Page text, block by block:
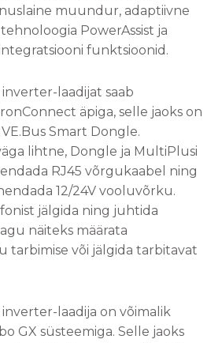
muundur, adaptiivne
PowerAssist ja
funktsioonid.
laadijat saab
äpiga, selle jaoks on
Smart Dongle.
lihtne, Dongle ja MultiPlusi
RJ45 võrgukaabel ning
12/24V vooluvõrku.
jälgida ning juhtida
näiteks määrata
tarbimise või jälgida tarbitavat
laadija on võimalik
GX süsteemiga. Selle jaoks